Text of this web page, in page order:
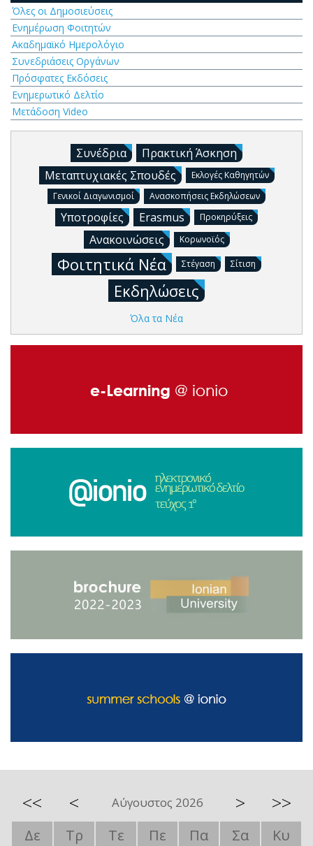
Όλες οι Δημοσιεύσεις
Ενημέρωση Φοιτητών
Ακαδημαϊκό Ημερολόγιο
Συνεδριάσεις Οργάνων
Πρόσφατες Εκδόσεις
Ενημερωτικό Δελτίο
Μετάδοση Video
Συνέδρια
Πρακτική Άσκηση
Μεταπτυχιακές Σπουδές
Εκλογές Καθηγητών
Γενικοί Διαγωνισμοί
Ανασκοπήσεις Εκδηλώσεων
Υποτροφίες Erasmus Προκηρύξεις
Ανακοινώσεις Κορωνοϊός
Φοιτητικά Νέα Στέγαση Σίτιση
Εκδηλώσεις
Όλα τα Νέα
<< < Αύγουστος 2026 > >>
Δε Τρ Τε Πε Πα Σα
Κυ